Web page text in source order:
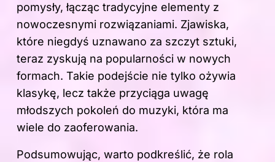
pomysły, łącząc tradycyjne elementy z
nowoczesnymi rozwiązaniami. Zjawiska,
które niegdyś uznawano za szczyt sztuki,
teraz zyskują na popularności w nowych
formach. Takie podejście nie tylko ożywia
klasykę, lecz także przyciąga uwagę
młodszych pokoleń do muzyki, która ma
wiele do zaoferowania.
Podsumowując, warto podkreślić, że rola